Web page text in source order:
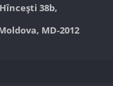
38b,
MD-2012